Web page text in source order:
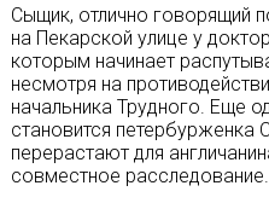
Сыщик, отлично говорящий
на Пекарской улице у
которым начинает
несмотря на
начальника Трудного. Еще
становится
перерастают для
совместное расследование.